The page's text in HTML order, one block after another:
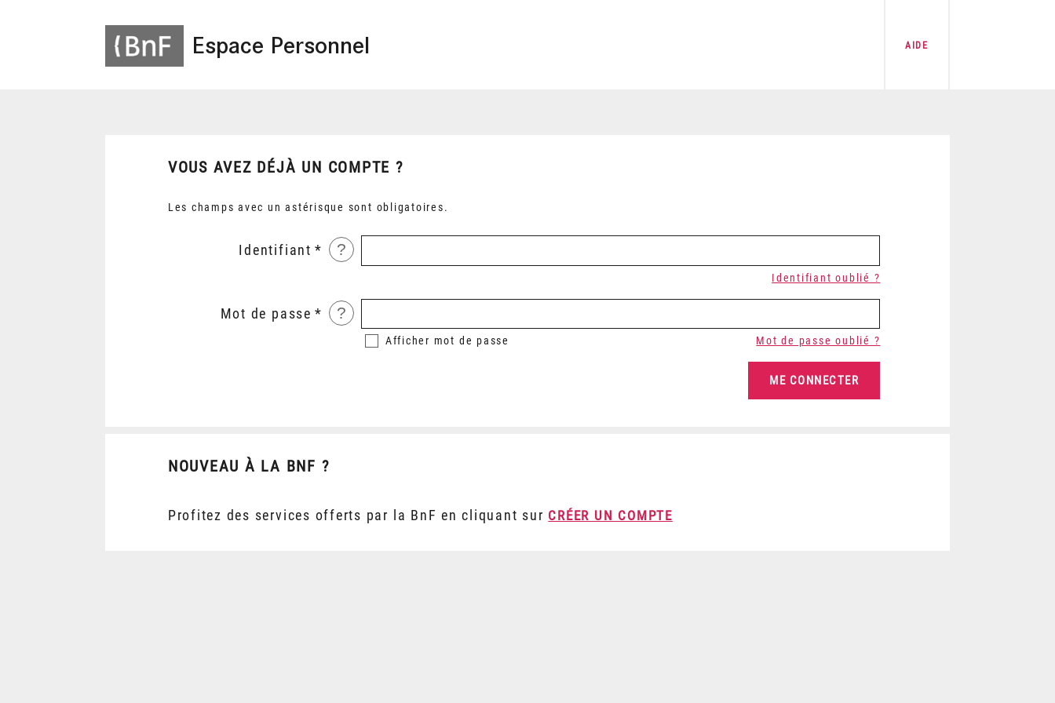
Espace Personnel AIDE
VOUS AVEZ DÉJÀ UN COMPTE ?
Les champs avec un astérisque sont obligatoires.
Identifiant ?
Identifiant oublié ?
Mot de passe ?
Afficher mot de passe Mot de passe oublié ?
NOUVEAU À LA BNF ?
Profitez des services offerts par la BnF en cliquant sur CRÉER UN COMPTE